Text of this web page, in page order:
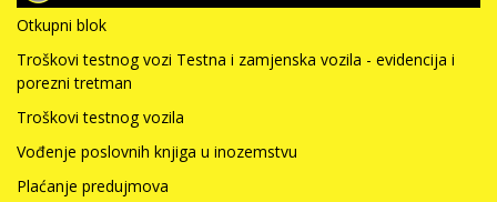
Otkupni blok
Troškovi testnog vozi Testna i zamjenska vozila - evidencija i
porezni tretman
Troškovi testnog vozila
Vođenje poslovnih knjiga u inozemstvu
Plaćanje predujmova